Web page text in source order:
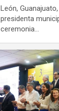
León,
presidenta
ceremonia…